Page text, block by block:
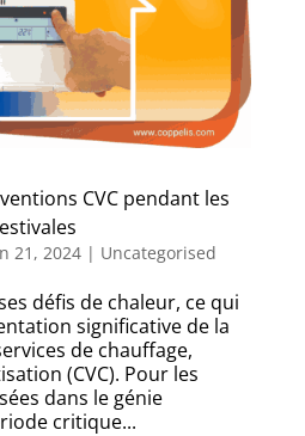
CVC pendant les
21, 2024| Uncategorised
défis de chaleur, ce qui
significative de la
de chauffage,
(CVC). Pour les
dans le génie
critique...